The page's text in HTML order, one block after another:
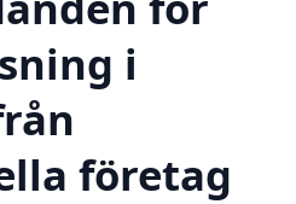
i
företag